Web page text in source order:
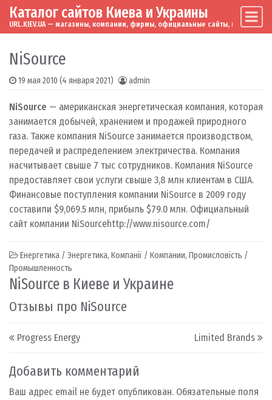
Skip to content
Main Navigation
Каталог сайтов Киева и Украины
URL.KIEV.UA — магазины, компании, фирмы, официальные сайты, мировые
NiSource
19 мая 2010 (4 января 2021) admin
NiSource — американская энергетическая компания, которая
занимается добычей, хранением и продажей природного
газа. Также компания NiSource занимается производством,
передачей и распределением электричества. Компания
насчитывает свыше 7 тыс сотрудников. Компания NiSource
предоставляет свои услуги свыше 3,8 млн клиентам в США.
Финансовые поступления компании NiSource в 2009 году
составили $9,069.5 млн, прибыль $79.0 млн. Официальный
сайт компании NiSourcehttp://www.nisource.com/
Енергетика / Энергетика, Компанії / Компании, Промисловість /
Промышленность
NiSource в Киеве и Украине
Отзывы про NiSource
Post navigation
Progress Energy Limited Brands
Добавить комментарий
Ваш адрес email не будет опубликован. Обязательные поля